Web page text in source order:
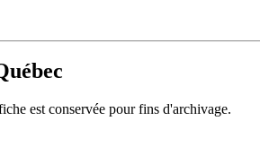
est conservée pour fins d'archivage.